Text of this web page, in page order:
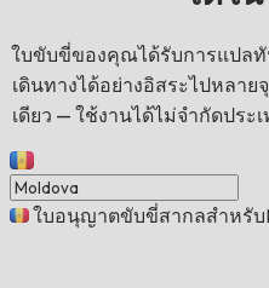
ใบขับขี่ของคุณได้รับการแปลทั
เดินทางได้อย่างอิสระไปหลา
เดียว — ใช้งานได้ไม่จำกัดประ
ใบอนุญาตขับขี่สากลสำหรับ